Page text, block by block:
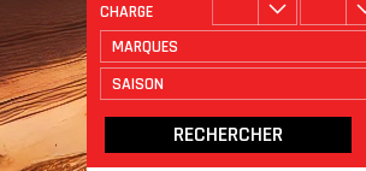
CHARGE
MARQUES
SAISON